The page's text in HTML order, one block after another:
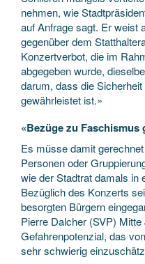
nehmen, wie
auf Anfrage sagt. Er weist
gegenüber dem
Konzertverbot, die im
abgegeben wurde,
darum, dass die
gewährleistet ist.»
«Bezüge zu Faschismus
Es müsse damit
Personen oder
wie der Stadtrat damals in
Bezüglich des Konzerts
besorgten Bürgern
Pierre Dalcher (SVP)
Gefahrenpotenzial, das
sehr schwierig